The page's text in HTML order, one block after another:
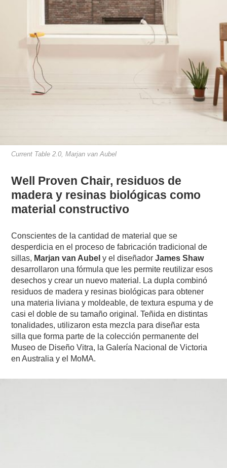
Current Table 2.0, Marjan van Aubel
Well Proven Chair, residuos de
madera y resinas biológicas como
material constructivo
Conscientes de la cantidad de material que se
desperdicia en el proceso de fabricación tradicional de
sillas, Marjan van Aubel y el diseñador James Shaw
desarrollaron una fórmula que les permite reutilizar esos
desechos y crear un nuevo material. La dupla combinó
residuos de madera y resinas biológicas para obtener
una materia liviana y moldeable, de textura espuma y de
casi el doble de su tamaño original. Teñida en distintas
tonalidades, utilizaron esta mezcla para diseñar esta
silla que forma parte de la colección permanente del
Museo de Diseño Vitra, la Galería Nacional de Victoria
en Australia y el MoMA.